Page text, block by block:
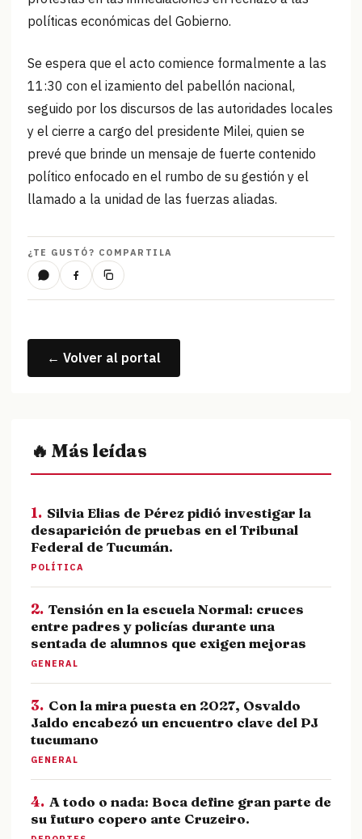
políticas económicas del Gobierno.
Se espera que el acto comience formalmente a las
11:30 con el izamiento del pabellón nacional,
seguido por los discursos de las autoridades locales
y el cierre a cargo del presidente Milei, quien se
prevé que brinde un mensaje de fuerte contenido
político enfocado en el rumbo de su gestión y el
llamado a la unidad de las fuerzas aliadas.
¿TE GUSTÓ? COMPARTILA
← Volver al portal
🔥 Más leídas
1. Silvia Elias de Pérez pidió investigar la
desaparición de pruebas en el Tribunal
Federal de Tucumán.
POLÍTICA
2. Tensión en la escuela Normal: cruces
entre padres y policías durante una
sentada de alumnos que exigen mejoras
GENERAL
3. Con la mira puesta en 2027, Osvaldo
Jaldo encabezó un encuentro clave del PJ
tucumano
GENERAL
4. A todo o nada: Boca define gran parte de
su futuro copero ante Cruzeiro.